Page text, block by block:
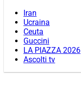
Iran
Ucraina
Ceuta
Guccini
LA PIAZZA 2026
Ascolti tv